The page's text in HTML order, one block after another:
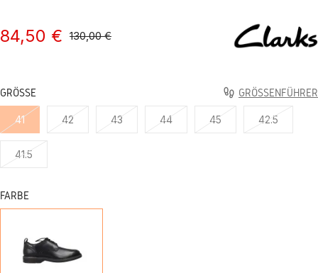
84,50 € 130,00 €
GRÖSSE GRÖSSENFÜHRER
41 42 43 44 45 42.5
41.5
FARBE